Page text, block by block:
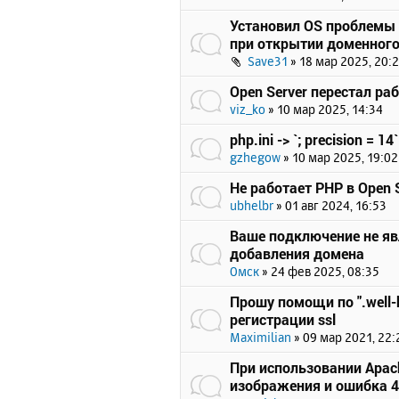
Установил OS
при открытии
Save31 » 18 мар 2025,
Open Server перестал
viz_ko » 10 мар 2025, 14:34
php.ini -> `; precision = 14`
gzhegow » 10 мар 2025, 19:02
Не работает PHP в Open
ubhelbr » 01 авг 2024, 16:53
Ваше подключение не
добавления домена
Омск » 24 фев 2025, 08:35
Прошу помощи по ".well-
регистрации ssl
Maximilian » 09 мар 2021,
При использовании
изображения и ошибка